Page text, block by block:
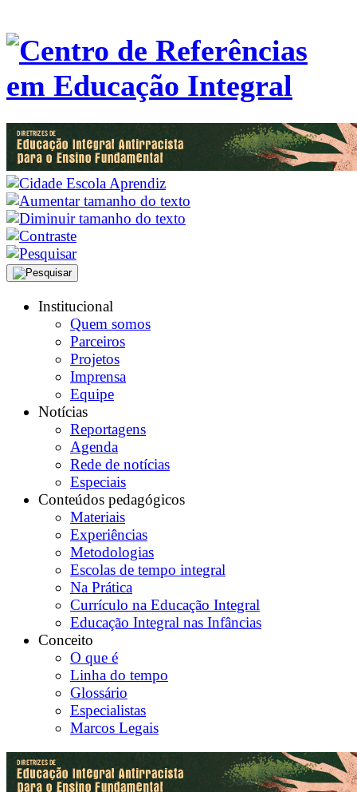
Institucional
Quem somos
Parceiros
Projetos
Imprensa
Equipe
Notícias
Reportagens
Agenda
Rede de notícias
Especiais
Conteúdos pedagógicos
Materiais
Experiências
Metodologias
Escolas de tempo integral
Na Prática
Currículo na Educação Integral
Educação Integral nas Infâncias
Conceito
O que é
Linha do tempo
Glossário
Especialistas
Marcos Legais